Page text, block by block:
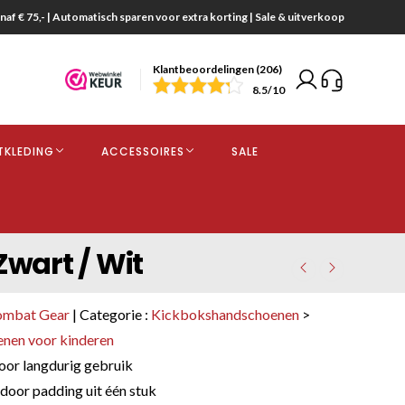
€ 75,- | Automatisch sparen voor extra korting | Sale & uitverkoop
Klantbeoordelingen (206)
8.5/10
ACCESSOIRES SALE
/ Wit
Gear | Categorie : Kickbokshandschoenen >
voor kinderen
langdurig gebruik
padding uit één stuk